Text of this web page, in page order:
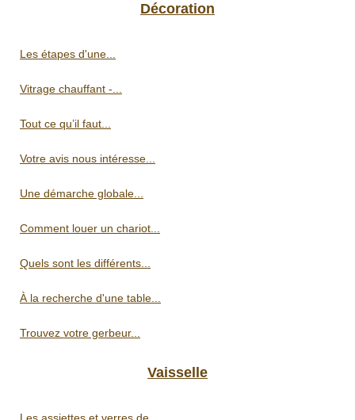
Décoration
Les étapes d'une...
Vitrage chauffant -...
Tout ce qu’il faut...
Votre avis nous intéresse...
Une démarche globale...
Comment louer un chariot...
Quels sont les différents...
À la recherche d'une table...
Trouvez votre gerbeur...
Vaisselle
Les assiettes et verres de...